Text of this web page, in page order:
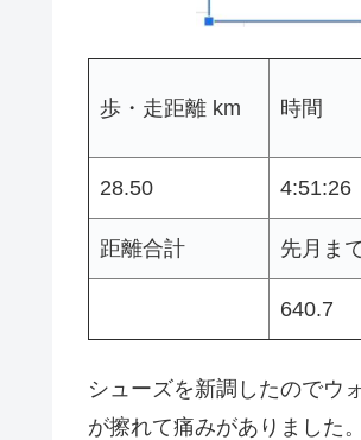
歩・走距離 km 時間
28.50 4:51:26
距離合計 先月ま
640.7
シューズを新調したのでウ
が擦れて痛みがありました。